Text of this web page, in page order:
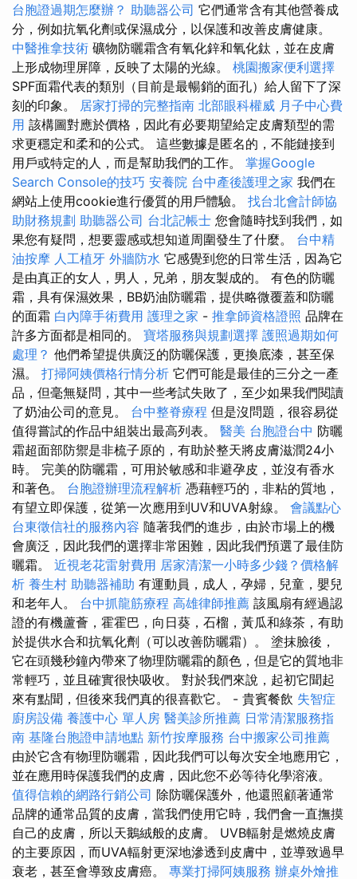
台胞證過期怎麼辦？ 助聽器公司 它們通常含有其他營養成
分，例如抗氧化劑或保濕成分，以保護和改善皮膚健康。
中醫推拿技術 礦物防曬霜含有氧化鋅和氧化鈦，並在皮膚
上形成物理屏障，反映了太陽的光線。 桃園搬家便利選擇
SPF面霜代表的類別（目前是最暢銷的面孔）給人留下了深
刻的印象。 居家打掃的完整指南 北部眼科權威 月子中心費
用 該構圖對應於價格，因此有必要期望給定皮膚類型的需
求更穩定和柔和的公式。 這些數據是匿名的，不能鏈接到
用戶或特定的人，而是幫助我們的工作。 掌握Google
Search Console的技巧 安養院 台中產後護理之家 我們在
網站上使用cookie進行優質的用戶體驗。 找台北會計師協
助財務規劃 助聽器公司 台北記帳士 您會隨時找到我們，如
果您有疑問，想要靈感或想知道周圍發生了什麼。 台中精
油按摩 人工植牙 外牆防水 它感覺到您的日常生活，因為它
是由真正的女人，男人，兄弟，朋友製成的。 有色的防曬
霜，具有保濕效果，BB奶油防曬霜，提供略微覆蓋和防曬
的面霜 白內障手術費用 護理之家 - 推拿師資格證照 品牌在
許多方面都是相同的。 寶塔服務與規劃選擇 護照過期如何
處理？ 他們希望提供廣泛的防曬保護，更換底漆，甚至保
濕。 打掃阿姨價格行情分析 它們可能是最佳的三分之一產
品，但毫無疑問，其中一些考試失敗了，至少如果我們閱讀
了奶油公司的意見。 台中整脊療程 但是沒問題，很容易從
值得嘗試的作品中組裝出最高列表。 醫美 台胞證台中 防曬
霜超面部防禦是非梳子原的，有助於整天將皮膚滋潤24小
時。 完美的防曬霜，可用於敏感和非避孕皮，並沒有香水
和著色。 台胞證辦理流程解析 憑藉輕巧的，非粘的質地，
有望立即保護，從第一次應用到UV和UVA射線。 會議點心
台東徵信社的服務內容 隨著我們的進步，由於市場上的機
會廣泛，因此我們的選擇非常困難，因此我們預選了最佳防
曬霜。 近視老花雷射費用 居家清潔一小時多少錢？價格解
析 養生村 助聽器補助 有運動員，成人，孕婦，兒童，嬰兒
和老年人。 台中抓龍筋療程 高雄律師推薦 該風扇有經過認
證的有機蘆薈，霍霍巴，向日葵，石榴，黃瓜和綠茶，有助
於提供水合和抗氧化劑（可以改善防曬霜）。 塗抹臉後，
它在頭幾秒鐘內帶來了物理防曬霜的顏色，但是它的質地非
常輕巧，並且確實很快吸收。 對於我們來說，起初它聞起
來有點聞，但後來我們真的很喜歡它。 - 貴賓餐飲 失智症
廚房設備 養護中心 單人房 醫美診所推薦 日常清潔服務指
南 基隆台胞證申請地點 新竹按摩服務 台中搬家公司推薦
由於它含有物理防曬霜，因此我們可以每次安全地應用它，
並在應用時保護我們的皮膚，因此您不必等待化學溶液。
值得信賴的網路行銷公司 除防曬保護外，他還照顧著通常
品牌的通常品質的皮膚，當我們使用它時，我們會一直撫摸
自己的皮膚，所以天鵝絨般的皮膚。 UVB輻射是燃燒皮膚
的主要原因，而UVA輻射更深地滲透到皮膚中，並導致過早
衰老，甚至會導致皮膚癌。 專業打掃阿姨服務 辦桌外燴推